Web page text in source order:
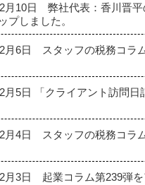
月10日 弊社代表：香川晋平
プしました。
月6日 スタッフの税務コラ
月5日 「クライアント訪問日
月4日 スタッフの税務コラ
月3日 起業コラム第239弾を